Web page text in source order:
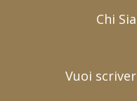
Chi
Vuoi